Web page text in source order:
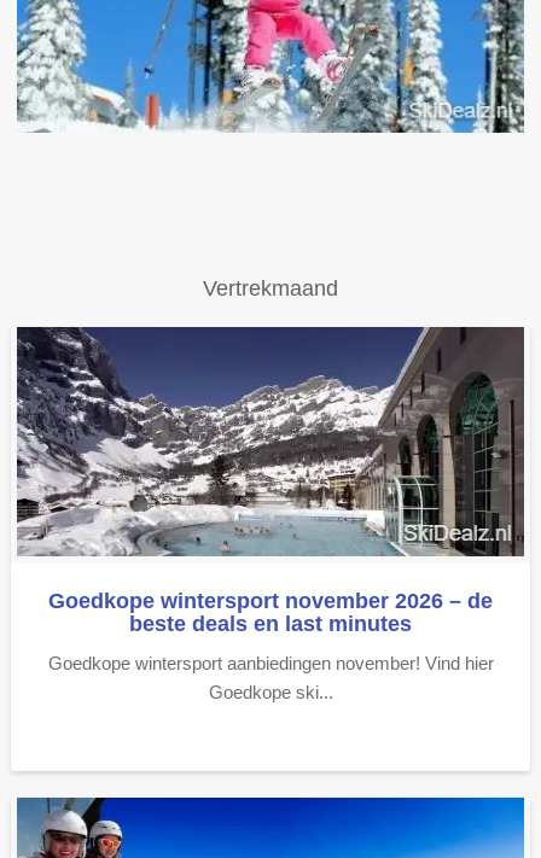
Vertrekmaand
Goedkope wintersport november 2026 – de
beste deals en last minutes
Goedkope wintersport aanbiedingen november! Vind hier
Goedkope ski...